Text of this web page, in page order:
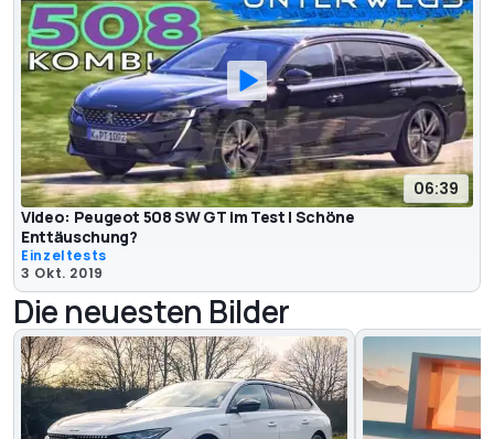
06:39
Video: Peugeot 508 SW GT im Test | Schöne
Enttäuschung?
Einzeltests
3 Okt. 2019
Die neuesten Bilder